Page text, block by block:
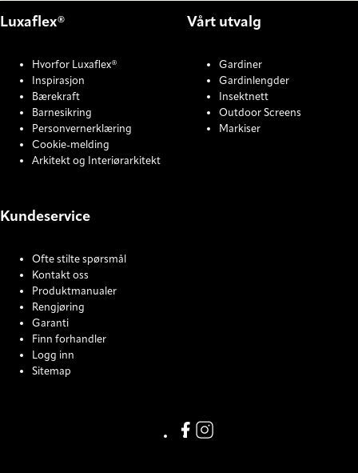
Luxaflex®
Hvorfor Luxaflex®
Inspirasjon
Bærekraft
Barnesikring
Personvernerklæring
Cookie-melding
Arkitekt og Interiørarkitekt
Vårt utvalg
Gardiner
Gardinlengder
Insektnett
Outdoor Screens
Markiser
Kundeservice
Ofte stilte spørsmål
Kontakt oss
Produktmanualer
Rengjøring
Garanti
Finn forhandler
Logg inn
Sitemap
Facebook
Instagram